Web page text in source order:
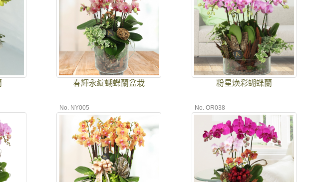
春輝永綻蝴蝶蘭盆栽 粉星煥彩蝴蝶蘭
No. NY005 No. OR038